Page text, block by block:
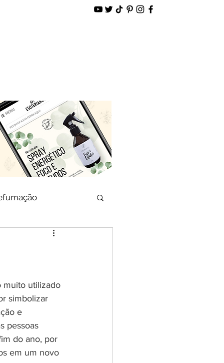
Loja Virtual
e limpeza
de Livros
muito utilizado
simbolizar
e
pessoas
do ano, por
em um novo